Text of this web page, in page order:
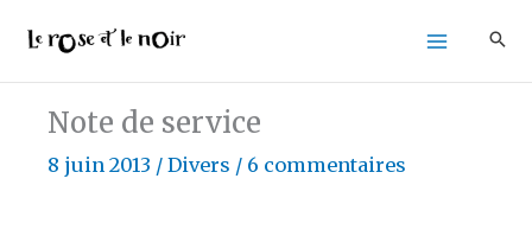
contenu
Note de service
8 juin 2013 /Divers / 6 commentaires